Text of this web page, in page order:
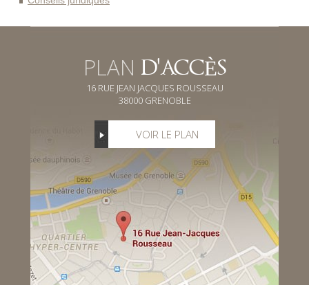
PLAN D'ACCÈS
16 RUE JEAN JACQUES ROUSSEAU
38000 GRENOBLE
VOIR LE PLAN